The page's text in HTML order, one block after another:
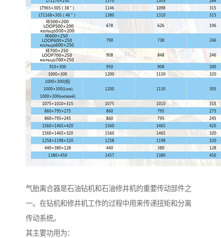
气胎离合器是石油钻机和石油修井机的重要传动部件之
一。在钻机和修井机工作的过程中用来传递扭矩和分离
传动系统。
其主要功用为：